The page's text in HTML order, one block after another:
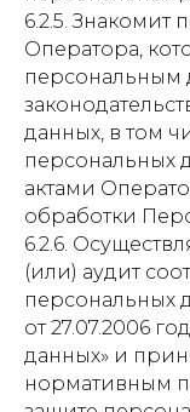
6.2.5. Знакомит
Оператора,
персональным
данных, в том
персональных
актами
обработки
6.2.6.
(или) аудит
персональных
от 27.07.2006
данных» и
нормативным